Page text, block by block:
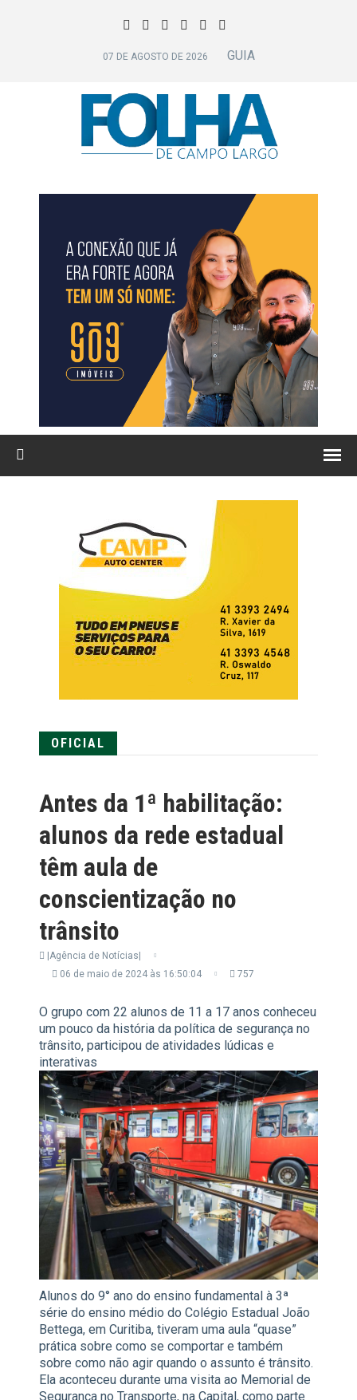
07 DE AGOSTO DE 2026 GUIA
OFICIAL
Antes da 1ª habilitação:
alunos da rede estadual
têm aula de
conscientização no
trânsito
|Agência de Notícias|
06 de maio de 2024 às 16:50:04
757
O grupo com 22 alunos de 11 a 17 anos conheceu
um pouco da história da política de segurança no
trânsito, participou de atividades lúdicas e
interativas
Alunos do 9° ano do ensino fundamental à 3ª
série do ensino médio do Colégio Estadual João
Bettega, em Curitiba, tiveram uma aula “quase”
prática sobre como se comportar e também
sobre como não agir quando o assunto é trânsito.
Ela aconteceu durante uma visita ao Memorial de
Segurança no Transporte, na Capital, como parte